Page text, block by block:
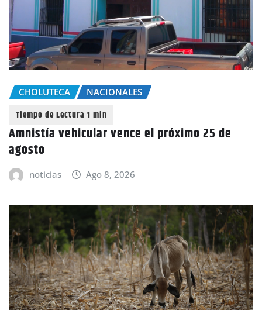
CHOLUTECA NACIONALES
Amnistía vehicular vence el próximo 25 de
agosto
noticias Ago 8, 2026